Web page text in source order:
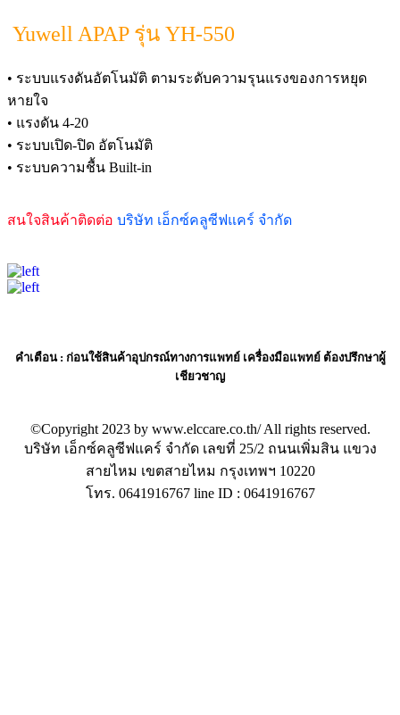
Yuwell APAP รุ่น YH-550
• ระบบแรงดันอัตโนมัติ ตามระดับความรุนแรงของการหยุด
หายใจ
• แรงดัน 4-20
• ระบบเปิด-ปิด อัตโนมัติ
• ระบบความชื้น Built-in
สนใจสินค้าติดต่อ บริษัท เอ็กซ์คลูซีฟแคร์ จำกัด
คำเตือน: ก่อนใช้สินค้าอุปกรณ์ทางการแพทย์ เครื่องมือแพทย์ ต้องปรึกษาผู้
เชียวชาญ
©Copyright 2023 by www.elccare.co.th/ All rights reserved.
บริษัท เอ็กซ์คลูซีฟแคร์ จำกัด เลขที่ 25/2 ถนนเพิ่มสิน แขวง
สายไหม เขตสายไหม กรุงเทพฯ 10220
โทร. 0641916767 line ID : 0641916767